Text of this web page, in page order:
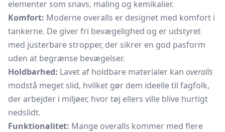
elementer som snavs, maling og kemikalier.
Komfort: Moderne overalls er designet med komfort i
tankerne. De giver fri bevægelighed og er udstyret
med justerbare stropper, der sikrer en god pasform
uden at begrænse bevægelser.
Holdbarhed: Lavet af holdbare materialer kan overalls
modstå meget slid, hvilket gør dem ideelle til fagfolk,
der arbejder i miljøer, hvor tøj ellers ville blive hurtigt
nedslidt.
Funktionalitet: Mange overalls kommer med flere